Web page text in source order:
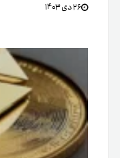
۲۶ دی ۱۴۰۳